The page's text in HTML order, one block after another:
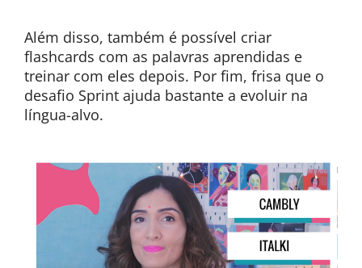
Além disso, também é possível criar
flashcards com as palavras aprendidas e
treinar com eles depois. Por fim, frisa que o
desafio Sprint ajuda bastante a evoluir na
língua-alvo.